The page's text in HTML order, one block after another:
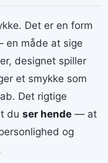
Det er en form
en måde at sige
designet spiller
et smykke som
Det rigtige
du ser hende — at
og